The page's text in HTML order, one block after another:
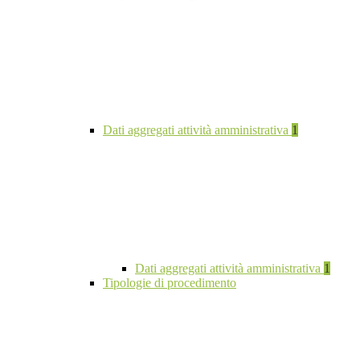
Dati aggregati attività amministrativa 1
Dati aggregati attività amministrativa 1
Tipologie di procedimento